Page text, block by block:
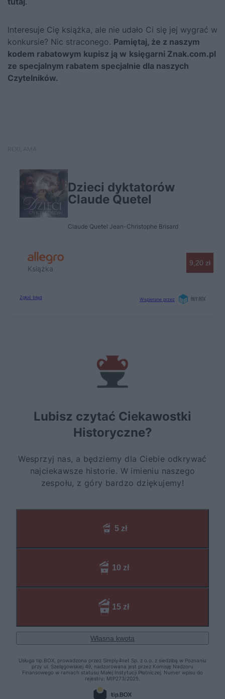
Interesuje Cię książka, ale nie udało Ci się jej wygrać w
konkursie? Nic straconego. Pamiętaj, że z naszym
kodem rabatowym kupisz ją w księgarni Znak.com.pl
ze specjalnym rabatem specjalnie dla naszych
Czytelników.